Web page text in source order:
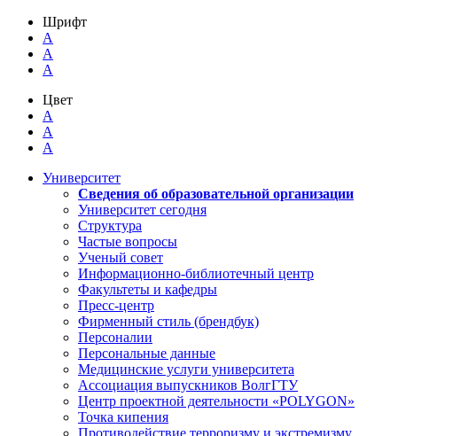
Шрифт
A
A
A
Цвет
A
A
A
Университет
Сведения об образовательной организации
Университет сегодня
Структура
Частые вопросы
Ученый совет
Информационно-библиотечный центр
Факультеты и кафедры
Пресс-центр
Фирменный стиль (брендбук)
Персоналии
Персональные данные
Медицинские услуги университета
Ассоциация выпускников ВолгГТУ
Центр проектной деятельности «POLYGON»
Точка кипения
Противодействие терроризму и экстремизму